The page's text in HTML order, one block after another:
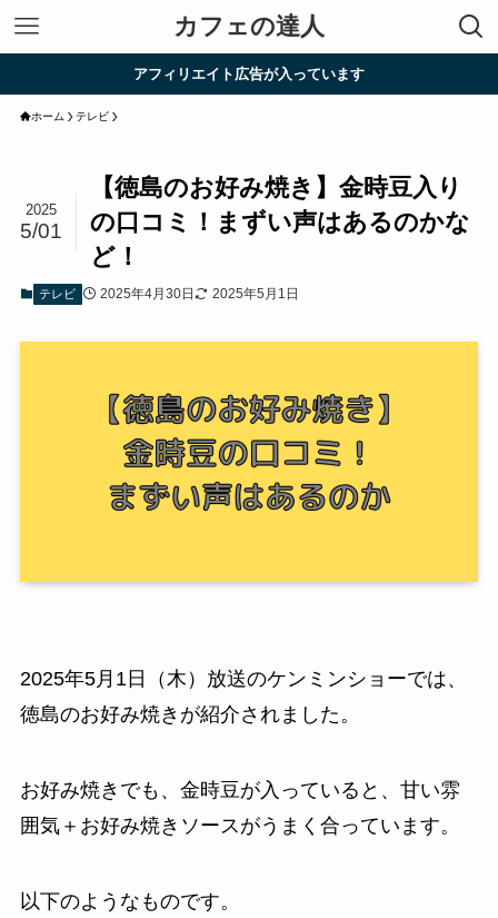
カフェの達人
アフィリエイト広告が入っています
ホーム テレビ
【徳島のお好み焼き】金時豆入り
の口コミ！まずい声はあるのかな
ど！
2025
5/01
テレビ 2025年4月30日 2025年5月1日
2025年5月1日（木）放送のケンミンショーでは、
徳島のお好み焼きが紹介されました。
お好み焼きでも、金時豆が入っていると、甘い雰
囲気＋お好み焼きソースがうまく合っています。
以下のようなものです。